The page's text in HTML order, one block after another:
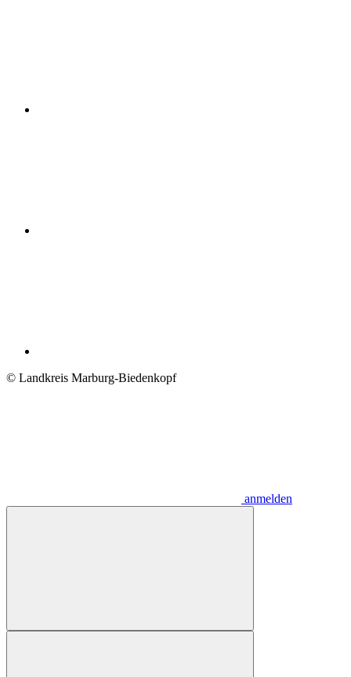
© Landkreis Marburg-Biedenkopf
anmelden